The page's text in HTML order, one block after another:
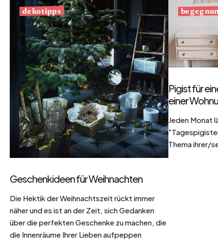
dekotipps
Geschenkideen für Weihnachten
Die Hektik der Weihnachtszeit rückt immer
näher und es ist an der Zeit, sich Gedanken
über die perfekten Geschenke zu machen, die
die Innenräume Ihrer Lieben aufpeppen
Pigist für
einer
Jeden Monat
Thema ihrer/